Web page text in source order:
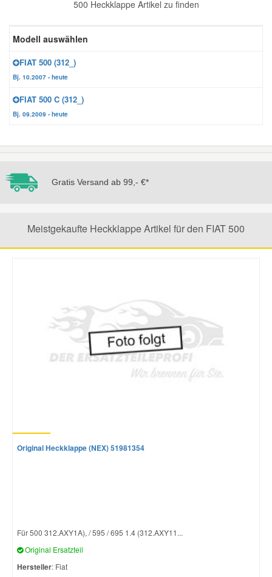
500 Heckklappe Artikel zu finden
Modell auswählen
FIAT 500 (312_)
Bj. 10.2007 - heute
FIAT 500 C (312_)
Bj. 09.2009 - heute
Gratis Versand ab 99,- €*
Meistgekaufte Heckklappe Artikel für den FIAT 500
Original Heckklappe (NEX) 51981354
Für 500 312.AXY1A), / 595 / 695 1.4 (312.AXY11...
Original Ersatzteil
Hersteller: Fiat
Zündanlage und Glühanlage
Jeep Ersatzteile
Kia Ersatzteile
Mercedes Ersatzteile
Nissan Ersatzteile
Skoda Ersatzteile